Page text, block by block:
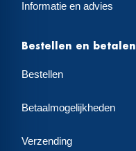
Informatie en advies
Bestellen en betalen
Bestellen
Betaalmogelijkheden
Verzending